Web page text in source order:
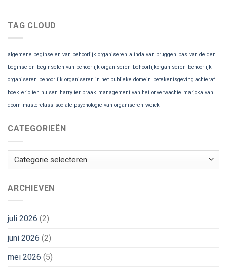
TAG CLOUD
algemene beginselen van behoorlijk organiseren alinda van bruggen bas van delden
beginselen beginselen van behoorlijk organiseren behoorlijkorganiseren behoorlijk
organiseren behoorlijk organiseren in het publieke domein betekenisgeving achteraf
boek eric ten hulsen harry ter braak management van het onverwachte marjoka van
doorn masterclass sociale psychologie van organiseren weick
CATEGORIEËN
Categorieën
ARCHIEVEN
juli 2026 (2)
juni 2026 (2)
mei 2026 (5)